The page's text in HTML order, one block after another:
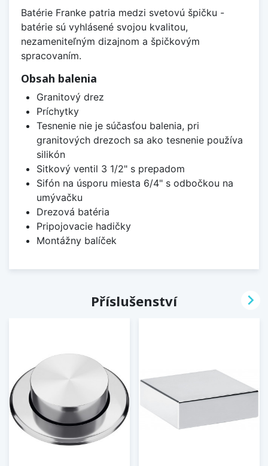
Batérie Franke patria medzi svetovú špičku -
batérie sú vyhlásené svojou kvalitou,
nezameniteľným dizajnom a špičkovým
spracovaním.
Obsah balenia
Granitový drez
Príchytky
Tesnenie nie je súčasťou balenia, pri
granitových drezoch sa ako tesnenie používa
silikón
Sitkový ventil 3 1/2" s prepadom
Sifón na úsporu miesta 6/4" s odbočkou na
umývačku
Drezová batéria
Pripojovacie hadičky
Montážny balíček
Příslušenství 